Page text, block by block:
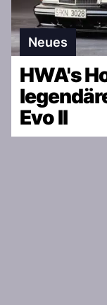
Neues
HWA's
Evo II